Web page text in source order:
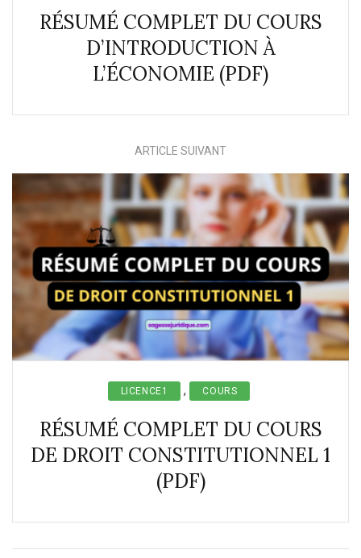
RÉSUMÉ COMPLET DU COURS
D’INTRODUCTION À
L’ÉCONOMIE (PDF)
ARTICLE SUIVANT
LICENCE1 , COURS
RÉSUMÉ COMPLET DU COURS
DE DROIT CONSTITUTIONNEL 1
(PDF)